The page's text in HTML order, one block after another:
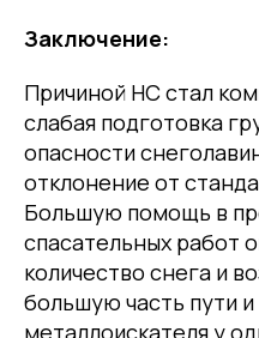
Заключение:
Причиной НС стал
слабая подготовка
опасности
отклонение от
Большую помощь в
спасательных работ
количество снега и
большую часть пути и
металлоискателя у